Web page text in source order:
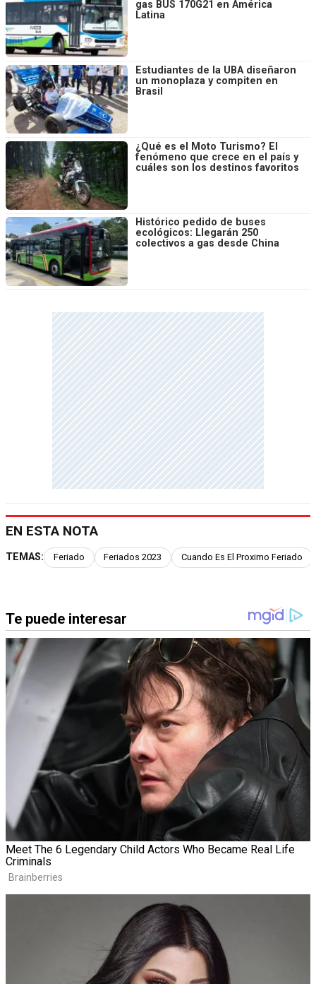
gas BUS 170G21 en América
Latina
Estudiantes de la UBA diseñaron
un monoplaza y compiten en
Brasil
¿Qué es el Moto Turismo? El
fenómeno que crece en el país y
cuáles son los destinos favoritos
Histórico pedido de buses
ecológicos: Llegarán 250
colectivos a gas desde China
EN ESTA NOTA
TEMAS: Feriado Feriados 2023 Cuando Es El Proximo Feriado